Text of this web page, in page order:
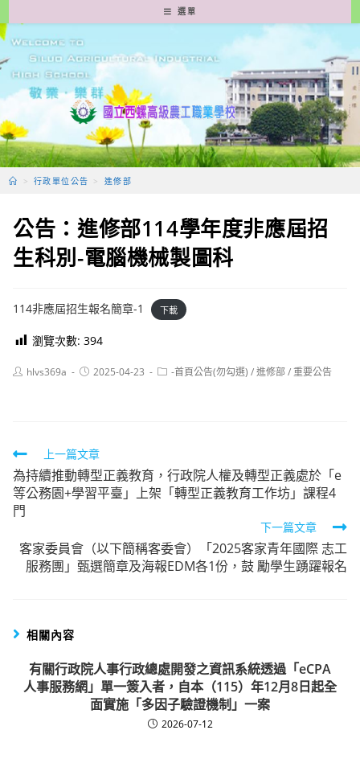
轉
至
要
容
選單
> 行政單位公告 > 進修部
公告：進修部114學年度非應屆招
生科別-電腦機械製圖科
114非應屆招生報名簡章-1 下載
瀏覽次數: 394
Posthlvs369a
Post2025-04-23
Post-首頁公告(勿勾選) /進修部/重要公告
Read
more
articles
上一篇文章
為持續推動轉型正義教育，行政院人權及轉型正義處於「e
等公務園+學習平臺」上架「轉型正義教育工作坊」課程4
門
下一篇文章
客家委員會（以下簡稱客委會）「2025客家青年國際 志工
服務團」甄選簡章及海報EDM各1份，鼓 勵學生踴躍報名
相關內容
有關行政院人事行政總處開發之資訊系統透過「eCPA
人事服務網」單一簽入者，自本（115）年12月8日起全
面實施「多因子驗證機制」一案
2026-07-12